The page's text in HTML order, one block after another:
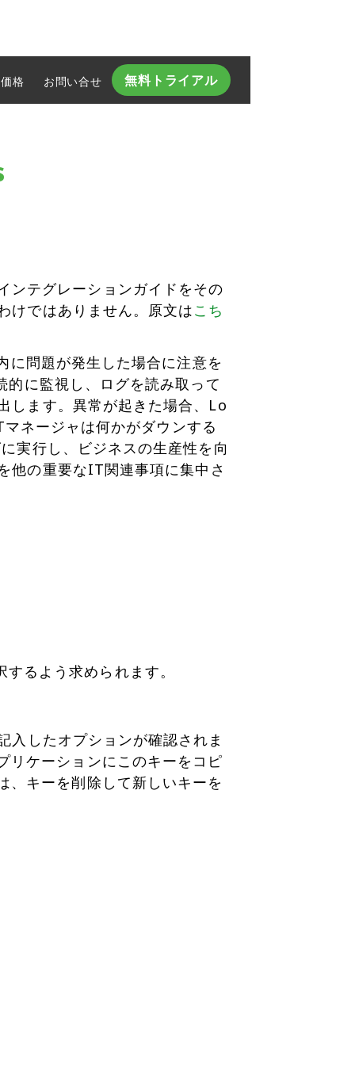
価格 お問い合せ​ 無料トライアル
テグレーションガイドをその
けではありません。原文はこち
問題が発生した場合に注意を
に監視し、ログを読み取って
します。異常が起きた場合、Lo
ネージャは何かがダウンする
実行し、ビジネスの生産性を向
他の重要なIT関連事項に集中さ
するよう求められます。
したオプションが確認されま
リケーションにこのキーをコピ
、キーを削除して新しいキーを